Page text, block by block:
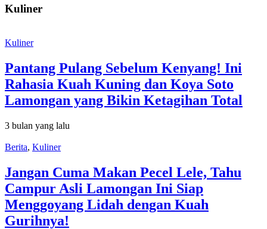
Kuliner
Kuliner
Pantang Pulang Sebelum Kenyang! Ini
Rahasia Kuah Kuning dan Koya Soto
Lamongan yang Bikin Ketagihan Total
3 bulan yang lalu
Berita, Kuliner
Jangan Cuma Makan Pecel Lele, Tahu
Campur Asli Lamongan Ini Siap
Menggoyang Lidah dengan Kuah
Gurihnya!